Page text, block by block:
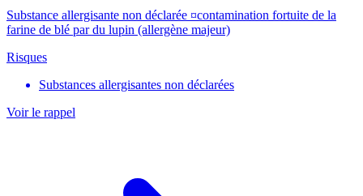
Substance allergisante non déclarée ¤contamination fortuite de la
farine de blé par du lupin (allergène majeur)
Risques
Substances allergisantes non déclarées
Voir le rappel